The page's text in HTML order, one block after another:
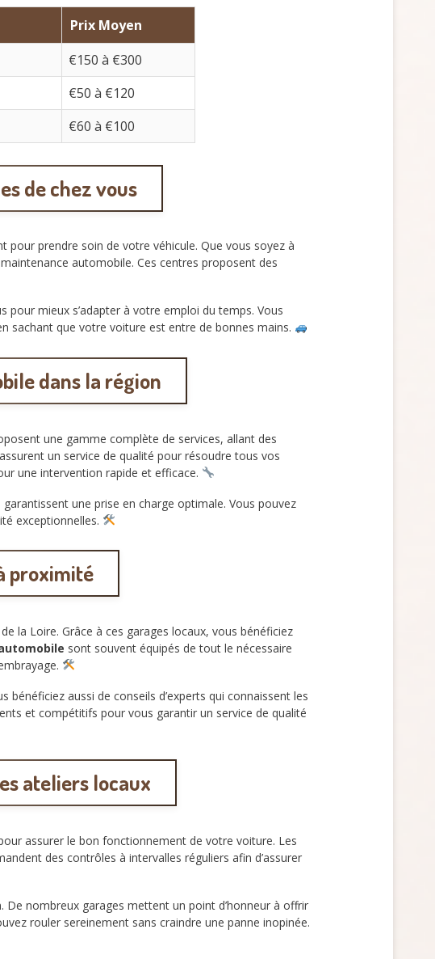
Prix Moyen
€150 à €300
€50 à €120
€60 à €100
de chez vous
prendre soin de votre véhicule. Que vous soyez à
automobile. Ces centres proposent des
mieux s’adapter à votre emploi du temps. Vous
sachant que votre voiture est entre de bonnes mains.
dans la région
une gamme complète de services, allant des
un service de qualité pour résoudre tous vos
une intervention rapide et efficace.
une prise en charge optimale. Vous pouvez
exceptionnelles.
proximité
la Loire. Grâce à ces garages locaux, vous bénéficiez
sont souvent équipés de tout le nécessaire
aussi de conseils d’experts qui connaissent les
et compétitifs pour vous garantir un service de qualité
ateliers locaux
assurer le bon fonctionnement de votre voiture. Les
des contrôles à intervalles réguliers afin d’assurer
nombreux garages mettent un point d’honneur à offrir
rouler sereinement sans craindre une panne inopinée.